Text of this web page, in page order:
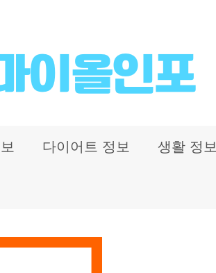
다이어트 정보 생활 정